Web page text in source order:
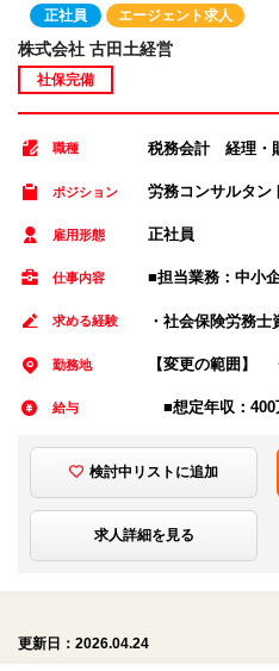
正社員 エージェント求人
株式会社 古田土経営
社保完備
職種 税務会計 経理・
ポジション 労務コンサルタン
雇用形態 正社員
仕事内容 ■担当業務：中小
求める経験 ・社会保険労務
勤務地 【変更の範囲】
給与 ■想定年収：
検討中リストに追加
求人詳細を見る
更新日：2026.04.24